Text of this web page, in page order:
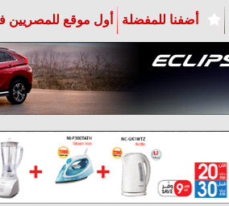
أضفنا للمفضلة أول موقع للمصريين في